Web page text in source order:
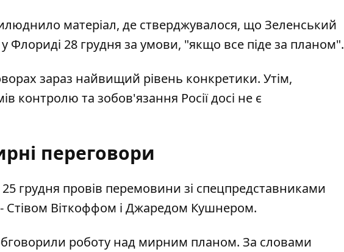
матеріал, де стверджувалося, що Зеленський
Флориді 28 грудня за умови, "якщо все піде за планом".
зараз найвищий рівень конкретики. Утім,
контролю та зобов'язання Росії досі не є
переговори
грудня провів перемовини зі спецпредставниками
Віткоффом і Джаредом Кушнером.
роботу над мирним планом. За словами